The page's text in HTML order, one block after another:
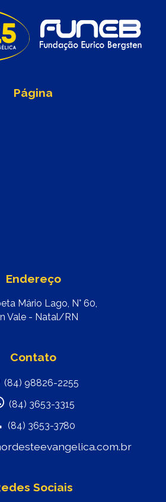
Página
Endereço
Mário Lago, N° 60,
Vale - Natal/RN
Contato
(84) 98826-2255
(84) 3653-3315
(84) 3653-3780
Sociais